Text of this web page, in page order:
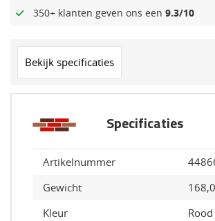
350+ klanten geven ons een 9.3/10
Bekijk specificaties
Specificaties
Artikelnummer
Gewicht
Kleur
Rood